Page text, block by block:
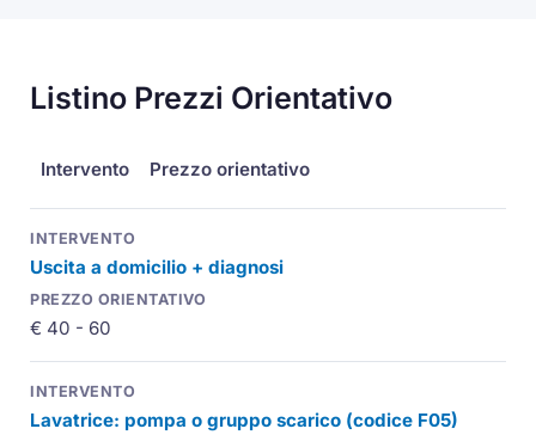
Listino Prezzi Orientativo
Intervento Prezzo orientativo
Uscita a domicilio + diagnosi
€ 40 - 60
Lavatrice: pompa o gruppo scarico (codice F05)